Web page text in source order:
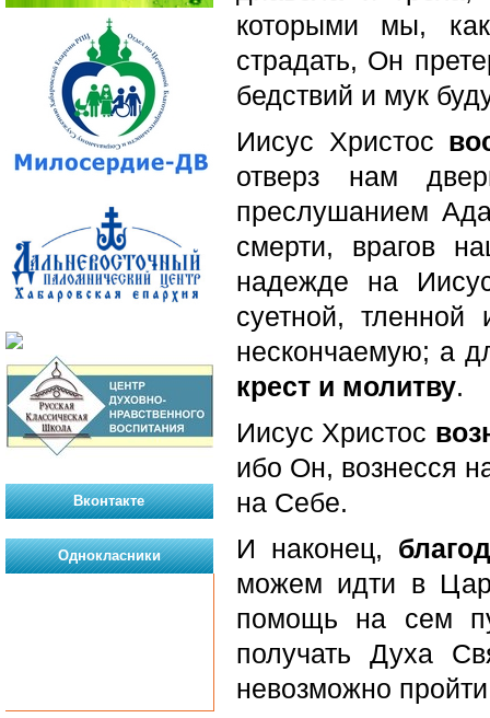
которыми мы,
страдать, Он
бедствий и мук
Иисус Христос
отверз нам
преслушанием
смерти, врагов
надежде на
суетной,
нескончаемую; а
крест и молитву.
Иисус Христос
ибо Он, вознесся
на Себе.
И наконец,
можем идти в
помощь на сем
получать Духа
невозможно
Вконтакте
Однокласники